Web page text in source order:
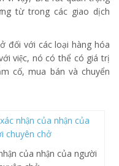
từ trong các giao dịch
đối với các loại hàng hóa
việc, nó có thể có giá trị
cố, mua bán và chuyển
của nhận của người